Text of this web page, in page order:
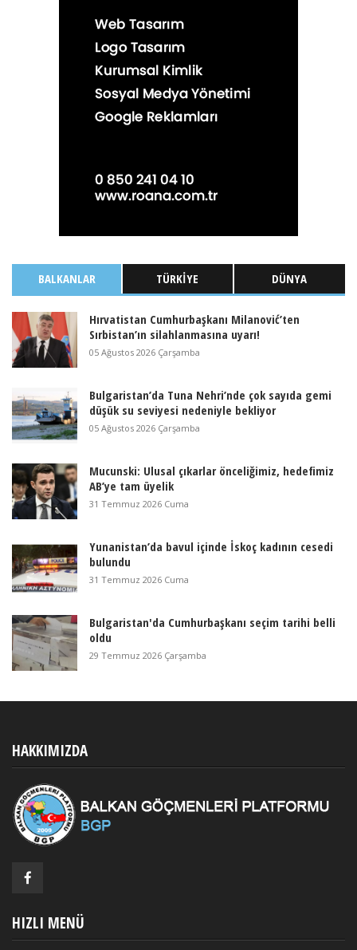
BALKANLAR TÜRKIYE DÜNYA
Hırvatistan Cumhurbaşkanı Milanović’ten
Sırbistan’ın silahlanmasına uyarı!
05 Ağustos 2026 Çarşamba
Bulgaristan’da Tuna Nehri’nde çok sayıda gemi
düşük su seviyesi nedeniyle bekliyor
05 Ağustos 2026 Çarşamba
Mucunski: Ulusal çıkarlar önceliğimiz, hedefimiz
AB’ye tam üyelik
31 Temmuz 2026 Cuma
Yunanistan’da bavul içinde İskoç kadının cesedi
bulundu
31 Temmuz 2026 Cuma
Bulgaristan'da Cumhurbaşkanı seçim tarihi belli
oldu
29 Temmuz 2026 Çarşamba
HAKKIMIZDA
HIZLI MENÜ